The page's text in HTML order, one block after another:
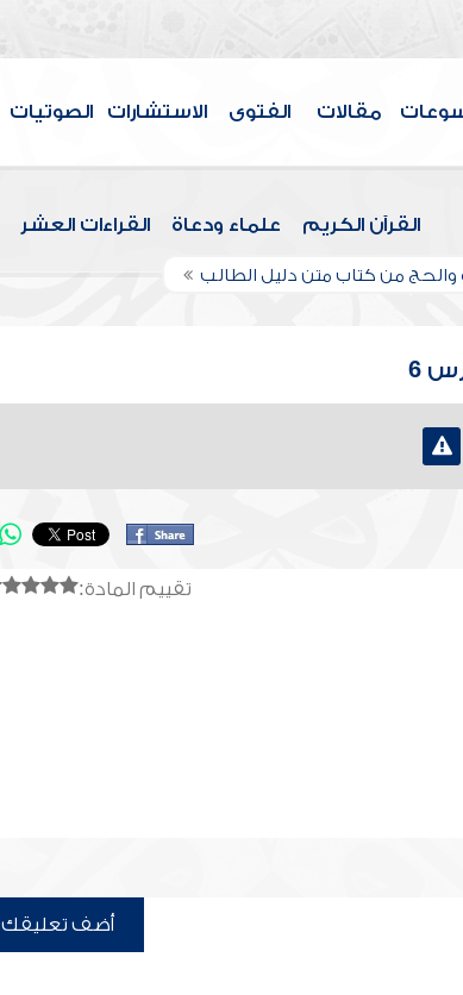
مقالات الفتوى الاستشارات الصوتيات
القرآن الكريم علماء ودعاة القراءات العشر
والحج من كتاب متن دليل الطالب
6
تقييم المادة:
أضف تعليقك